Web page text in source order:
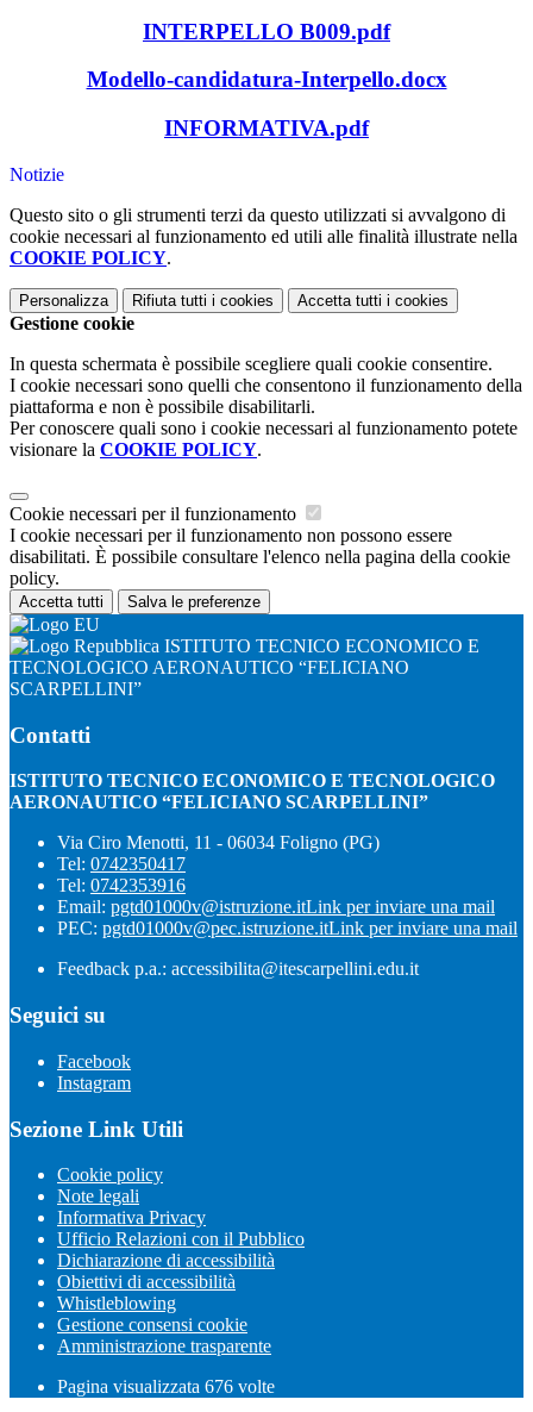
INTERPELLO B009.pdf
Modello-candidatura-Interpello.docx
INFORMATIVA.pdf
Notizie
Questo sito o gli strumenti terzi da questo utilizzati si avvalgono di
cookie necessari al funzionamento ed utili alle finalità illustrate nella
COOKIE POLICY.
Personalizza Rifiuta tutti i cookies Accetta tutti i cookies
Gestione cookie
In questa schermata è possibile scegliere quali cookie consentire.
I cookie necessari sono quelli che consentono il funzionamento della
piattaforma e non è possibile disabilitarli.
Per conoscere quali sono i cookie necessari al funzionamento potete
visionare la COOKIE POLICY.
Cookie necessari per il funzionamento
I cookie necessari per il funzionamento non possono essere
disabilitati. È possibile consultare l'elenco nella pagina della cookie
policy.
Accetta tutti Salva le preferenze
ISTITUTO TECNICO ECONOMICO E
TECNOLOGICO AERONAUTICO “FELICIANO
SCARPELLINI”
Contatti
ISTITUTO TECNICO ECONOMICO E TECNOLOGICO
AERONAUTICO “FELICIANO SCARPELLINI”
Via Ciro Menotti, 11 - 06034 Foligno (PG)
Tel: 0742350417
Tel: 0742353916
Email: pgtd01000v@istruzione.itLink per inviare una mail
PEC: pgtd01000v@pec.istruzione.itLink per inviare una mail
Feedback p.a.: accessibilita@itescarpellini.edu.it
Seguici su
Facebook
Instagram
Sezione Link Utili
Cookie policy
Note legali
Informativa Privacy
Ufficio Relazioni con il Pubblico
Dichiarazione di accessibilità
Obiettivi di accessibilità
Whistleblowing
Gestione consensi cookie
Amministrazione trasparente
Pagina visualizzata 676 volte